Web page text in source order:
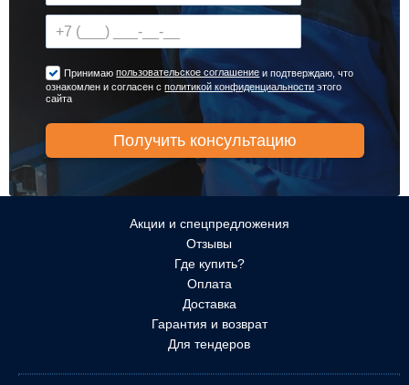
Принимаюпользовательское соглашение и подтверждаю, что
ознакомлен и согласен сполитикой конфиденциальности этого
сайта
Акции и спецпредложения
Отзывы
Где купить?
Оплата
Доставка
Гарантия и возврат
Для тендеров